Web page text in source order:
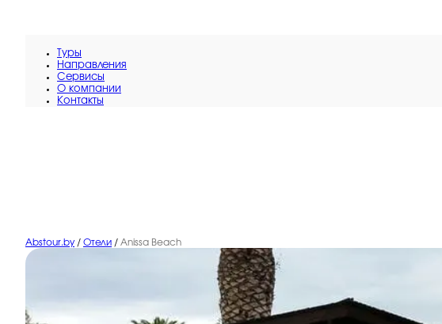
Туры
Направления
Сервисы
O компании
Контакты
Abstour.by / Отели / Anissa Beach